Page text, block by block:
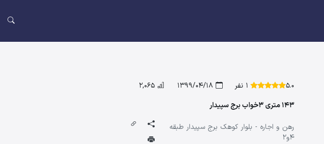
5.0 1 نفر
2,065
143 متری 3خواب برج سپیدار
رهن و اجاره - بلوار کوهک برج سپیدار طبقه
4و2